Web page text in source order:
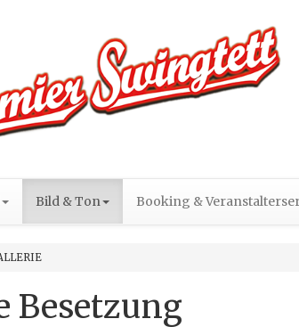
Bild & Ton Booking &
Besetzung